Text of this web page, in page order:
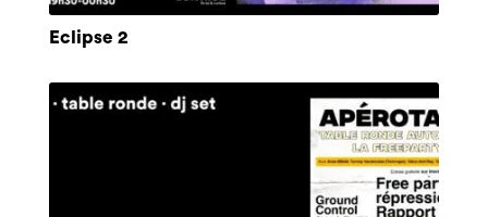
Eclipse 2